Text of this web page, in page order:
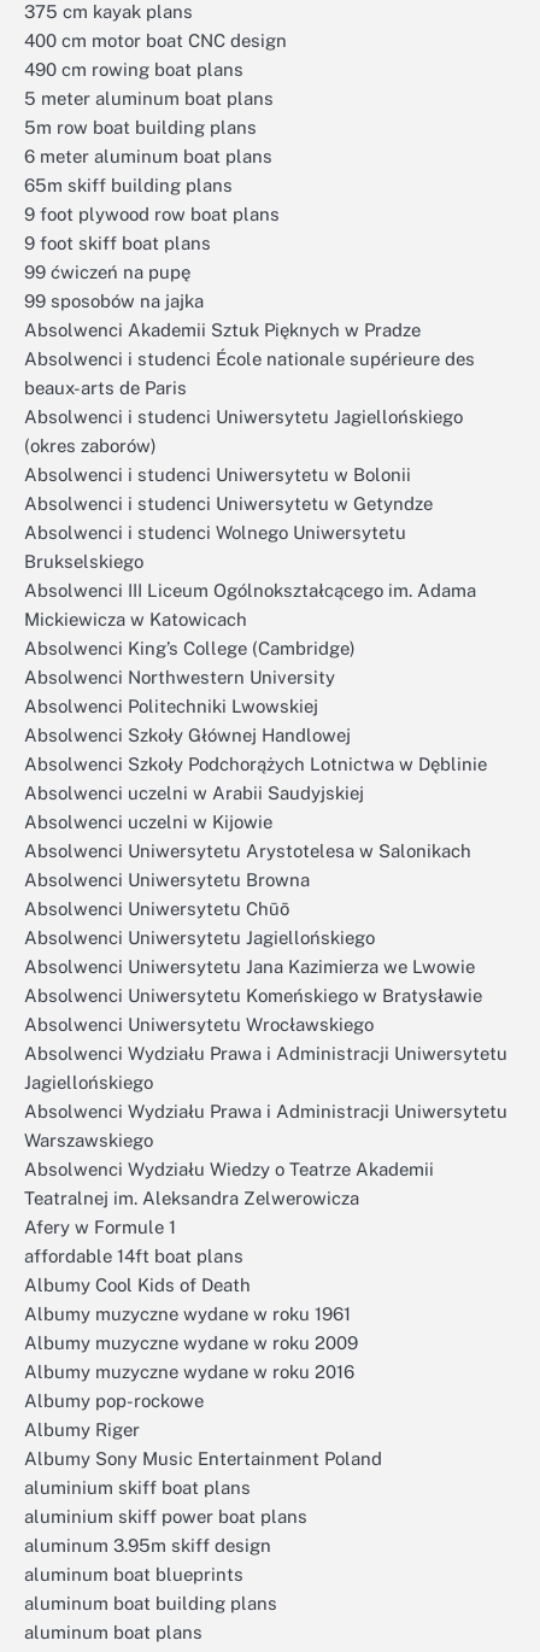
375 cm kayak plans
400 cm motor boat CNC design
490 cm rowing boat plans
5 meter aluminum boat plans
5m row boat building plans
6 meter aluminum boat plans
65m skiff building plans
9 foot plywood row boat plans
9 foot skiff boat plans
99 ćwiczeń na pupę
99 sposobów na jajka
Absolwenci Akademii Sztuk Pięknych w Pradze
Absolwenci i studenci École nationale supérieure des
beaux-arts de Paris
Absolwenci i studenci Uniwersytetu Jagiellońskiego
(okres zaborów)
Absolwenci i studenci Uniwersytetu w Bolonii
Absolwenci i studenci Uniwersytetu w Getyndze
Absolwenci i studenci Wolnego Uniwersytetu
Brukselskiego
Absolwenci III Liceum Ogólnokształcącego im. Adama
Mickiewicza w Katowicach
Absolwenci King’s College (Cambridge)
Absolwenci Northwestern University
Absolwenci Politechniki Lwowskiej
Absolwenci Szkoły Głównej Handlowej
Absolwenci Szkoły Podchorążych Lotnictwa w Dęblinie
Absolwenci uczelni w Arabii Saudyjskiej
Absolwenci uczelni w Kijowie
Absolwenci Uniwersytetu Arystotelesa w Salonikach
Absolwenci Uniwersytetu Browna
Absolwenci Uniwersytetu Chūō
Absolwenci Uniwersytetu Jagiellońskiego
Absolwenci Uniwersytetu Jana Kazimierza we Lwowie
Absolwenci Uniwersytetu Komeńskiego w Bratysławie
Absolwenci Uniwersytetu Wrocławskiego
Absolwenci Wydziału Prawa i Administracji Uniwersytetu
Jagiellońskiego
Absolwenci Wydziału Prawa i Administracji Uniwersytetu
Warszawskiego
Absolwenci Wydziału Wiedzy o Teatrze Akademii
Teatralnej im. Aleksandra Zelwerowicza
Afery w Formule 1
affordable 14ft boat plans
Albumy Cool Kids of Death
Albumy muzyczne wydane w roku 1961
Albumy muzyczne wydane w roku 2009
Albumy muzyczne wydane w roku 2016
Albumy pop-rockowe
Albumy Riger
Albumy Sony Music Entertainment Poland
aluminium skiff boat plans
aluminium skiff power boat plans
aluminum 3.95m skiff design
aluminum boat blueprints
aluminum boat building plans
aluminum boat plans